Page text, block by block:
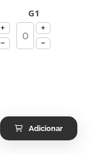
G1
Adicionar